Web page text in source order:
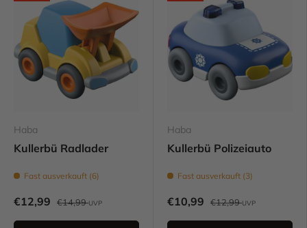
Haba
Kullerbü Radlader
Fast ausverkauft (6)
€12,99 €14,99UVP
Haba
Kullerbü Polizeiauto
Fast ausverkauft (3)
€10,99 €12,99UVP